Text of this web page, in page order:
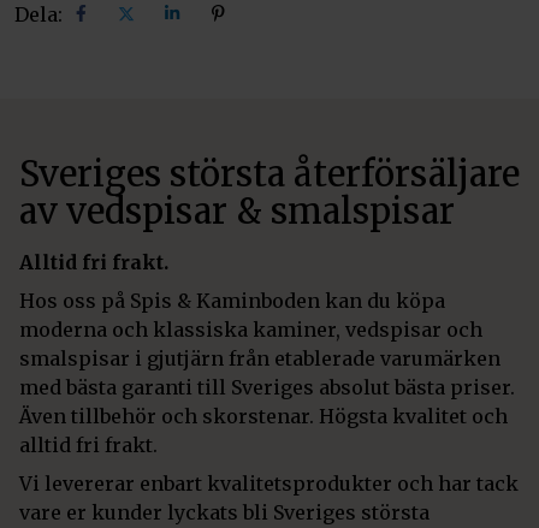
Dela: Dela Dela Dela Dela
Sveriges största återförsäljare
av vedspisar & smalspisar
Alltid fri frakt.
Hos oss på Spis & Kaminboden kan du köpa
moderna och klassiska kaminer, vedspisar och
smalspisar i gjutjärn från etablerade varumärken
med bästa garanti till Sveriges absolut bästa priser.
Även tillbehör och skorstenar. Högsta kvalitet och
alltid fri frakt.
Vi levererar enbart kvalitetsprodukter och har tack
vare er kunder lyckats bli Sveriges största